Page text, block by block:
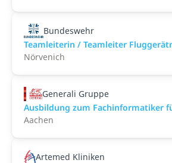
Bundeswehr
Teamleiterin / Teamleiter
Nörvenich
Generali Gruppe
Ausbildung zum Fachinformatiker
Aachen
Artemed Kliniken